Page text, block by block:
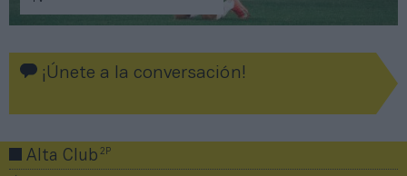
¡Únete a la conversación!
Alta Club2P